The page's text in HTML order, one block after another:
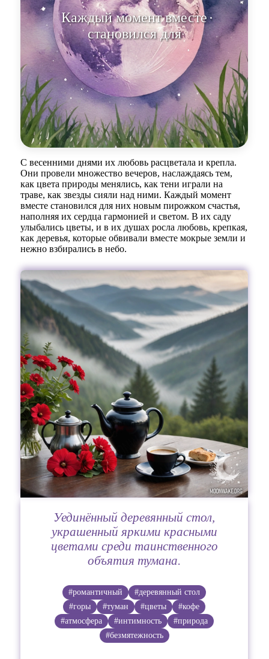
Каждый момент вместе
становился для них новым
пирожком счасть
С весенними днями их любовь расцветала и крепла.
Они провели множество вечеров, наслаждаясь тем,
как цвета природы менялись, как тени играли на
траве, как звезды сияли над ними. Каждый момент
вместе становился для них новым пирожком счастья,
наполняя их сердца гармонией и светом. В их саду
улыбались цветы, и в их душах росла любовь, крепкая,
как деревья, которые обвивали вместе мокрые земли и
нежно взбирались в небо.
Уединённый деревянный стол,
украшенный яркими красными
цветами среди таинственного
объятия тумана.
#романтичный
#деревянный стол
#горы
#туман #цветы
#кофе
#атмосфера
#интимность
#природа
#безмятежность